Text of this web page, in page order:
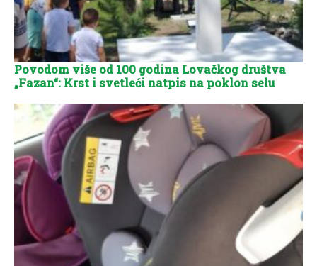
Povodom više od 100 godina Lovačkog društva
„Fazan“: Krst i svetleći natpis na poklon selu